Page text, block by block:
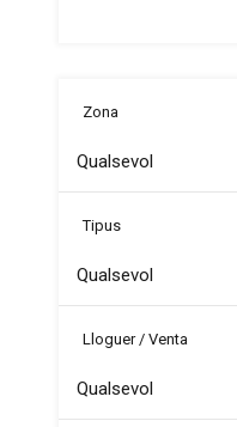
Zona
Tipus
Lloguer / Venta